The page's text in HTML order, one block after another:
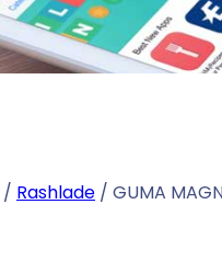
/ Rashlade / GUMA